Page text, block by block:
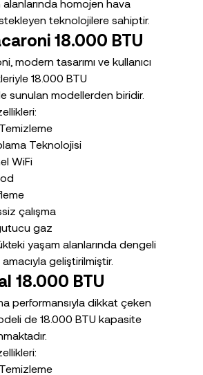
homojen hava
teknolojilere sahiptir.
18.000 BTU
modern tasarımı ve kullanıcı
18.000 BTU
sunulan modellerden biridir.
Teknolojisi
WiFi
çalışma
gaz
yaşam alanlarında dengeli
geliştirilmiştir.
18.000 BTU
performansıyla dikkat çeken
de 18.000 BTU kapasite